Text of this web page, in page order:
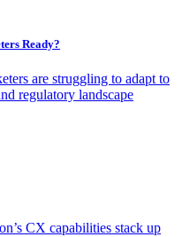
Ready?
are struggling to adapt to
regulatory landscape
CX capabilities stack up